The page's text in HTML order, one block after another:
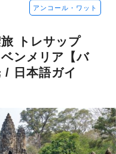
アンコール・ワット
トレサップ
ンメリア【バ
/ 日本語ガイ